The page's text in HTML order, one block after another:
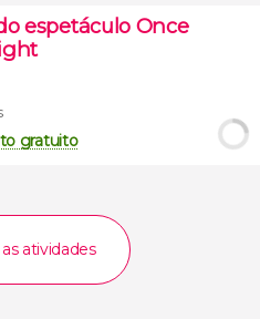
espetáculo Once
gratuito
atividades